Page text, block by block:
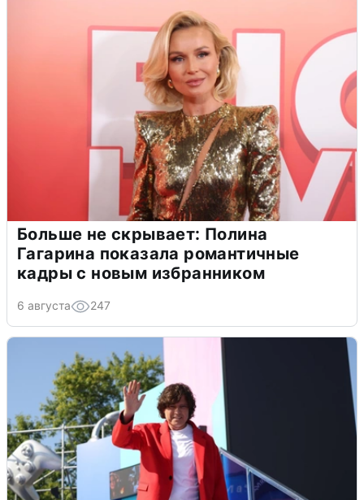
Больше не скрывает: Полина
Гагарина показала романтичные
кадры с новым избранником
6 августа 247